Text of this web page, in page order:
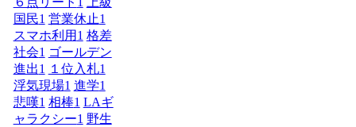
国民1 営業休止1
スマホ利用 1 格差
社会1 ゴールデン
進出1 １位入札1
浮気現場1 進学1
悲嘆1 相棒1 LAギ
ャラクシー1 野生